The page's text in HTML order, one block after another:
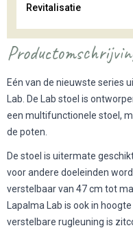
Revitalisatie
Eén van de nieuwste series
Lab. De Lab stoel is
een multifunctionele stoel,
de poten.
De stoel is uitermate
voor andere doeleinden
verstelbaar van 47 cm tot
Lapalma Lab is ook in
verstelbare rugleuning is